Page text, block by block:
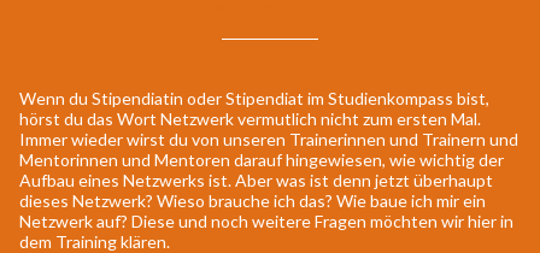
Wenn du Stipendiatin oder Stipendiat im Studienkompass bist,
hörst du das Wort Netzwerk vermutlich nicht zum ersten Mal.
Immer wieder wirst du von unseren Trainerinnen und Trainern und
Mentorinnen und Mentoren darauf hingewiesen, wie wichtig der
Aufbau eines Netzwerks ist. Aber was ist denn jetzt überhaupt
dieses Netzwerk? Wieso brauche ich das? Wie baue ich mir ein
Netzwerk auf? Diese und noch weitere Fragen möchten wir hier in
dem Training klären.